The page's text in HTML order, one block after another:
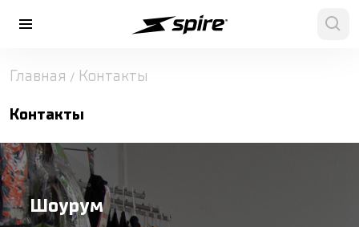
Главная / Контакты
Контакты
Шоурум